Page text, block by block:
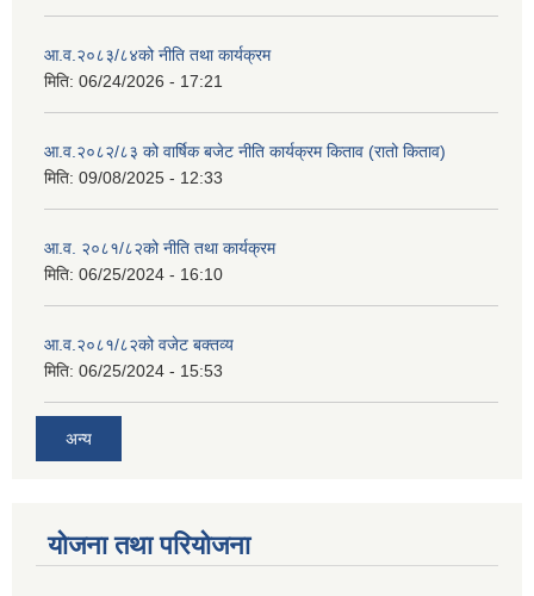
आ.व.२०८३/८४को नीति तथा कार्यक्रम
मिति: 06/24/2026 - 17:21
आ.व.२०८२/८३ को वार्षिक बजेट नीति कार्यक्रम किताव (रातो किताव)
मिति: 09/08/2025 - 12:33
आ.व. २०८१/८२को नीति तथा कार्यक्रम
मिति: 06/25/2024 - 16:10
आ.व.२०८१/८२को वजेट बक्तव्य
मिति: 06/25/2024 - 15:53
अन्य
योजना तथा परियोजना